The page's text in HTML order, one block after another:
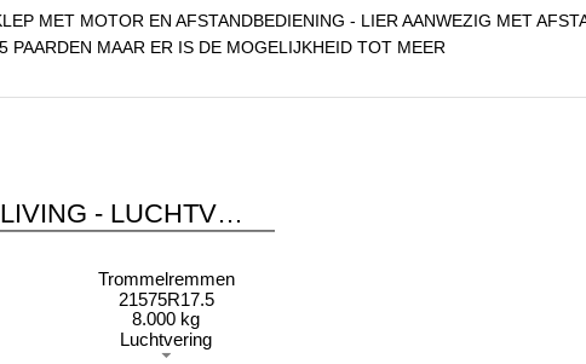
MET MOTOR EN AFSTANDBEDIENING - LIER AANWEZIG MET
MAAR ER IS DE MOGELIJKHEID TOT MEER
- LUCHTV…
Trommelremmen
21575R17.5
8.000 kg
Luchtvering